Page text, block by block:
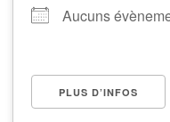
Aucuns
PLUS D’INFOS